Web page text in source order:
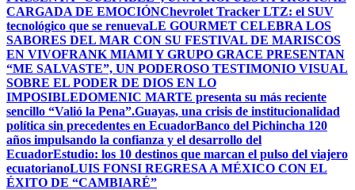
CARGADA DE EMOCIÓNChevrolet Tracker LTZ: el SUV
tecnológico que se renuevaLE GOURMET CELEBRA LOS
SABORES DEL MAR CON SU FESTIVAL DE MARISCOS
EN VIVOFRANK MIAMI Y GRUPO GRACE PRESENTAN
“ME SALVASTE”, UN PODEROSO TESTIMONIO VISUAL
SOBRE EL PODER DE DIOS EN LO
IMPOSIBLEDOMENIC MARTE presenta su más reciente
sencillo “Valió la Pena”.Guayas, una crisis de institucionalidad
política sin precedentes en EcuadorBanco del Pichincha 120
años impulsando la confianza y el desarrollo del
EcuadorEstudio: los 10 destinos que marcan el pulso del viajero
ecuatorianoLUIS FONSI REGRESA A MÉXICO CON EL
ÉXITO DE “CAMBIARÉ”